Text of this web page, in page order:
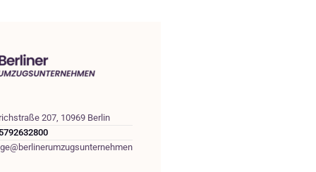
207, 10969 Berlin